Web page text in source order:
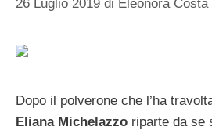
26 Luglio 2019 di Eleonora Costa
Dopo il polverone che l’ha
Eliana Michelazzo riparte da se